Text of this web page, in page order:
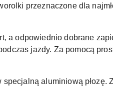
przeznaczone dla
a odpowiednio dobrane
jazdy. Za pomocą
aluminiową płozę.